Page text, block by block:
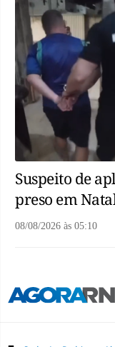
Suspeito de
preso em
08/08/2026 às 05:10